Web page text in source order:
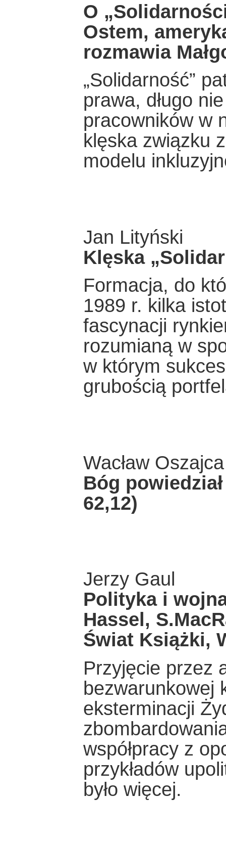
O
Ostem,
rozmawia
„Solidarność”
prawa, długo
pracowników w
klęska związku
modelu
Jan Lityński
Klęska
Formacja, do
1989 r. kilka
fascynacji
rozumianą w
w którym
grubością
Wacław
Bóg
62,12)
Jerzy Gaul
Polityka i
Hassel,
Świat Książki,
Przyjęcie przez
bezwarunkowej
eksterminacji
współpracy z
przykładów
było więcej.